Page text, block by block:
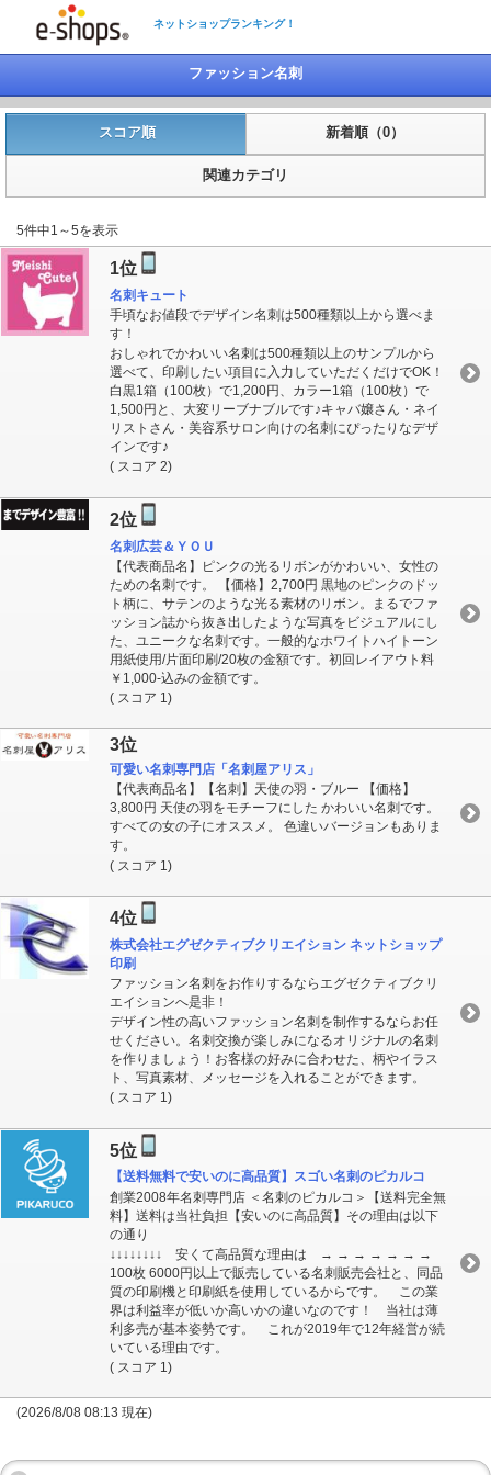
ネットショップランキング！
ファッション名刺
スコア順 新着順（0）
関連カテゴリ
5件中1～5を表示
1位
名刺キュート
手頃なお値段でデザイン名刺は500種類以上から選べま
す！
おしゃれでかわいい名刺は500種類以上のサンプルから
選べて、印刷したい項目に入力していただくだけでOK！
白黒1箱（100枚）で1,200円、カラー1箱（100枚）で
1,500円と、大変リーブナブルです♪キャバ嬢さん・ネイ
リストさん・美容系サロン向けの名刺にぴったりなデザ
インです♪
( スコア 2)
2位
名刺広芸＆ＹＯＵ
【代表商品名】ピンクの光るリボンがかわいい、女性の
ための名刺です。 【価格】2,700円 黒地のピンクのドッ
ト柄に、サテンのような光る素材のリボン。まるでファ
ッション誌から抜き出したような写真をビジュアルにし
た、ユニークな名刺です。一般的なホワイトハイトーン
用紙使用/片面印刷/20枚の金額です。初回レイアウト料
￥1,000-込みの金額です。
( スコア 1)
3位
可愛い名刺専門店「名刺屋アリス」
【代表商品名】【名刺】天使の羽・ブルー 【価格】
3,800円 天使の羽をモチーフにした かわいい名刺です。
すべての女の子にオススメ。 色違いバージョンもありま
す。
( スコア 1)
4位
株式会社エグゼクティブクリエイション ネットショップ
印刷
ファッション名刺をお作りするならエグゼクティブクリ
エイションへ是非！
デザイン性の高いファッション名刺を制作するならお任
せください。名刺交換が楽しみになるオリジナルの名刺
を作りましょう！お客様の好みに合わせた、柄やイラス
ト、写真素材、メッセージを入れることができます。
( スコア 1)
5位
【送料無料で安いのに高品質】スゴい名刺のピカルコ
創業2008年名刺専門店 ＜名刺のピカルコ＞【送料完全無
料】送料は当社負担【安いのに高品質】その理由は以下
の通り
↓↓↓↓↓↓↓↓ 安くて高品質な理由は → → → → → → →
100枚 6000円以上で販売している名刺販売会社と、同品
質の印刷機と印刷紙を使用しているからです。 この業
界は利益率が低いか高いかの違いなのです！ 当社は薄
利多売が基本姿勢です。 これが2019年で12年経営が続
いている理由です。
( スコア 1)
(2026/8/08 08:13 現在)